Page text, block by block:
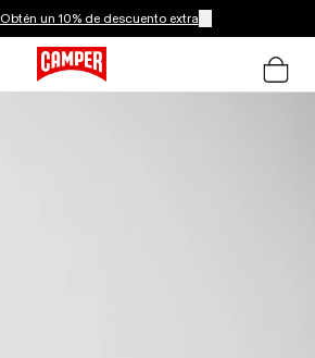
Obtén un 10% de descuento extra